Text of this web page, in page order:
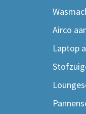
Airco
Laptop